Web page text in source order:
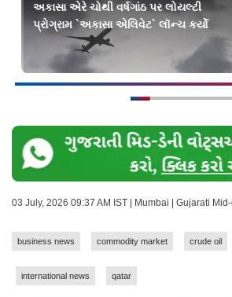
અકાસા એરે ચોથી વર્ષગાંઠ પર લોયલ્ટી
પ્રોગ્રામ `અકાસા એલિવેટ` લૉન્ચ કર્યો
03 July, 2026 09:37 AM IST | Mumbai | Gujarati
business news commodity market crude oil
international news qatar